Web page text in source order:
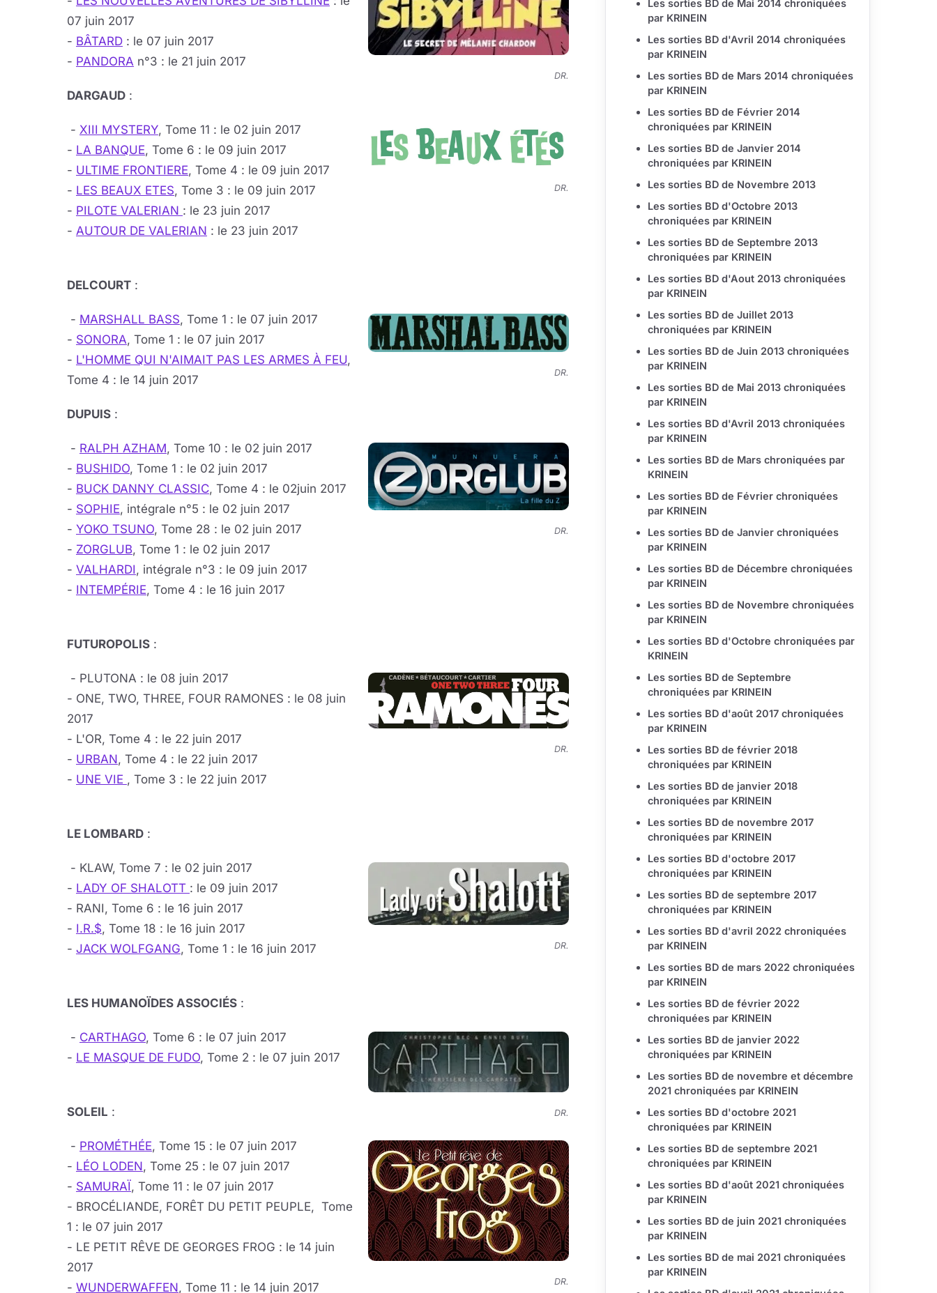
DR.
07 juin 2017
- BÂTARD : le 07 juin 2017
- PANDORA n°3 : le 21 juin 2017
DARGAUD :
DR.
- XIII MYSTERY, Tome 11 : le 02 juin 2017
- LA BANQUE, Tome 6 : le 09 juin 2017
- ULTIME FRONTIERE, Tome 4 : le 09 juin 2017
- LES BEAUX ETES, Tome 3 : le 09 juin 2017
- PILOTE VALERIAN : le 23 juin 2017
- AUTOUR DE VALERIAN : le 23 juin 2017
DELCOURT :
DR.
- MARSHALL BASS, Tome 1 : le 07 juin 2017
- SONORA, Tome 1 : le 07 juin 2017
- L'HOMME QUI N'AIMAIT PAS LES ARMES À FEU,
Tome 4 : le 14 juin 2017
DUPUIS :
DR.
- RALPH AZHAM, Tome 10 : le 02 juin 2017
- BUSHIDO, Tome 1 : le 02 juin 2017
- BUCK DANNY CLASSIC, Tome 4 : le 02juin 2017
- SOPHIE, intégrale n°5 : le 02 juin 2017
- YOKO TSUNO, Tome 28 : le 02 juin 2017
- ZORGLUB, Tome 1 : le 02 juin 2017
- VALHARDI, intégrale n°3 : le 09 juin 2017
- INTEMPÉRIE, Tome 4 : le 16 juin 2017
FUTUROPOLIS :
DR.
- PLUTONA : le 08 juin 2017
- ONE, TWO, THREE, FOUR RAMONES : le 08 juin
2017
- L'OR, Tome 4 : le 22 juin 2017
- URBAN, Tome 4 : le 22 juin 2017
- UNE VIE , Tome 3 : le 22 juin 2017
LE LOMBARD :
DR.
- KLAW, Tome 7 : le 02 juin 2017
- LADY OF SHALOTT : le 09 juin 2017
- RANI, Tome 6 : le 16 juin 2017
- I.R.$, Tome 18 : le 16 juin 2017
- JACK WOLFGANG, Tome 1 : le 16 juin 2017
LES HUMANOÏDES ASSOCIÉS :
DR.
- CARTHAGO, Tome 6 : le 07 juin 2017
- LE MASQUE DE FUDO, Tome 2 : le 07 juin 2017
SOLEIL :
DR.
- PROMÉTHÉE, Tome 15 : le 07 juin 2017
- LÉO LODEN, Tome 25 : le 07 juin 2017
- SAMURAÏ, Tome 11 : le 07 juin 2017
- BROCÉLIANDE, FORÊT DU PETIT PEUPLE, Tome
1 : le 07 juin 2017
- LE PETIT RÊVE DE GEORGES FROG : le 14 juin
2017
- WUNDERWAFFEN, Tome 11 : le 14 juin 2017
Les sorties BD de Mai 2014 chroniquées
par KRINEIN
Les sorties BD d'Avril 2014 chroniquées
par KRINEIN
Les sorties BD de Mars 2014 chroniquées
par KRINEIN
Les sorties BD de Février 2014
chroniquées par KRINEIN
Les sorties BD de Janvier 2014
chroniquées par KRINEIN
Les sorties BD de Novembre 2013
Les sorties BD d'Octobre 2013
chroniquées par KRINEIN
Les sorties BD de Septembre 2013
chroniquées par KRINEIN
Les sorties BD d'Aout 2013 chroniquées
par KRINEIN
Les sorties BD de Juillet 2013
chroniquées par KRINEIN
Les sorties BD de Juin 2013 chroniquées
par KRINEIN
Les sorties BD de Mai 2013 chroniquées
par KRINEIN
Les sorties BD d'Avril 2013 chroniquées
par KRINEIN
Les sorties BD de Mars chroniquées par
KRINEIN
Les sorties BD de Février chroniquées
par KRINEIN
Les sorties BD de Janvier chroniquées
par KRINEIN
Les sorties BD de Décembre chroniquées
par KRINEIN
Les sorties BD de Novembre chroniquées
par KRINEIN
Les sorties BD d'Octobre chroniquées par
KRINEIN
Les sorties BD de Septembre
chroniquées par KRINEIN
Les sorties BD d'août 2017 chroniquées
par KRINEIN
Les sorties BD de février 2018
chroniquées par KRINEIN
Les sorties BD de janvier 2018
chroniquées par KRINEIN
Les sorties BD de novembre 2017
chroniquées par KRINEIN
Les sorties BD d'octobre 2017
chroniquées par KRINEIN
Les sorties BD de septembre 2017
chroniquées par KRINEIN
Les sorties BD d'avril 2022 chroniquées
par KRINEIN
Les sorties BD de mars 2022 chroniquées
par KRINEIN
Les sorties BD de février 2022
chroniquées par KRINEIN
Les sorties BD de janvier 2022
chroniquées par KRINEIN
Les sorties BD de novembre et décembre
2021 chroniquées par KRINEIN
Les sorties BD d'octobre 2021
chroniquées par KRINEIN
Les sorties BD de septembre 2021
chroniquées par KRINEIN
Les sorties BD d'août 2021 chroniquées
par KRINEIN
Les sorties BD de juin 2021 chroniquées
par KRINEIN
Les sorties BD de mai 2021 chroniquées
par KRINEIN